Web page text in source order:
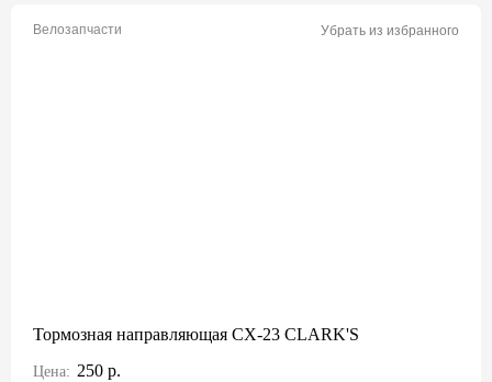
Велозапчасти Убрать из избранного
Тормозная направляющая CX-23 CLARK'S
Цена: 250 р.